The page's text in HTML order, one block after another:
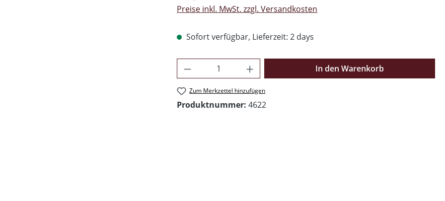
Preise inkl. MwSt. zzgl. Versandkosten
Sofort verfügbar, Lieferzeit: 2 days
Produkt Anzahl: Gib den gewünschten Wert
In den Warenkorb
Zum Merkzettel hinzufügen
Produktnummer: 4622